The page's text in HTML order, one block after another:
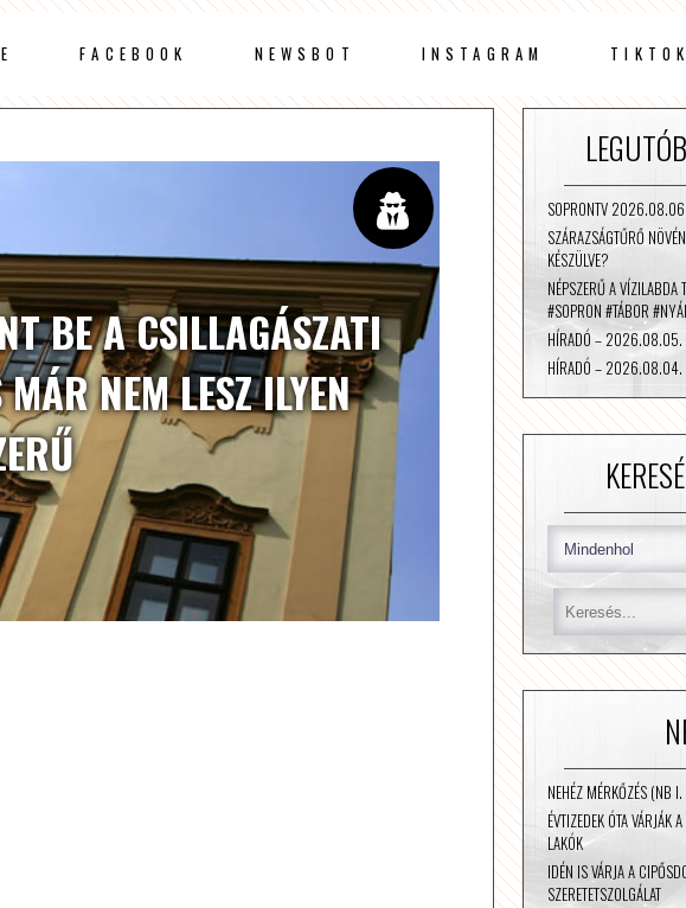
FACEBOOK NEWSBOT INSTAGRAM TIKTOK
BE A CSILLAGÁSZATI
NEM LESZ ILYEN
SOPRONTV 2026.08.06
SZÁRAZSÁGTŰRŐ
KÉSZÜLVE?
NÉPSZERŰ A
#SOPRON #TÁBOR
HÍRADÓ – 2026.08.05.
HÍRADÓ – 2026.08.04.
NEHÉZ MÉRKŐZÉS (NB
ÉVTIZEDEK ÓTA VÁRJÁK
LAKÓK
IDÉN IS VÁRJA A
SZERETETSZOLGÁLAT